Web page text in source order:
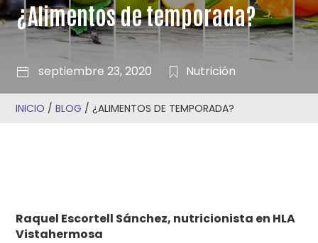
¿Alimentos de temporada?
septiembre 23, 2020 Nutrición
INICIO /BLOG /¿ALIMENTOS DE TEMPORADA?
Raquel Escortell Sánchez, nutricionista en HLA
Vistahermosa